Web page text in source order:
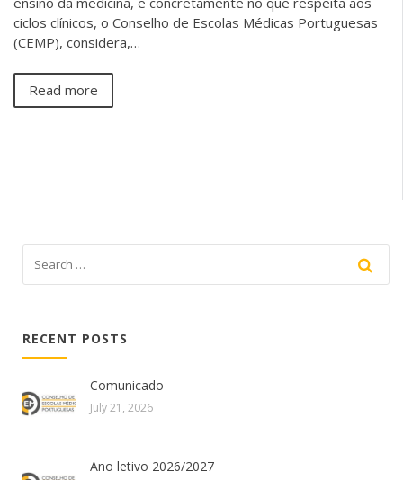
ciclos clínicos, o Conselho de Escolas Médicas Portuguesas
(CEMP), considera,…
Read more
RECENT POSTS
Comunicado
July 21, 2026
Ano letivo 2026/2027